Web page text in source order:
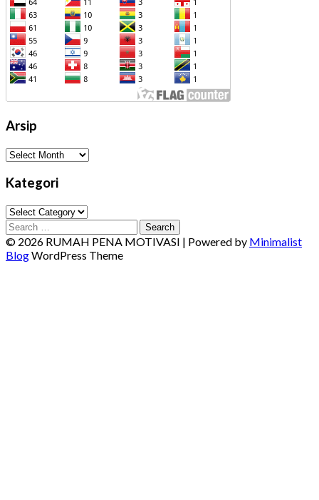
Arsip
Arsip
Kategori
Kategori
Search
for:
© 2026 RUMAH PENA MOTIVASI | Powered by Minimalist
BlogWordPress Theme